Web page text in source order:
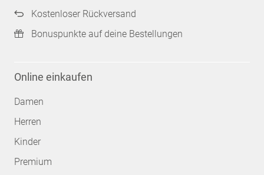
Kostenloser Rückversand
Bonuspunkte auf deine Bestellungen
Online einkaufen
Damen
Herren
Kinder
Premium